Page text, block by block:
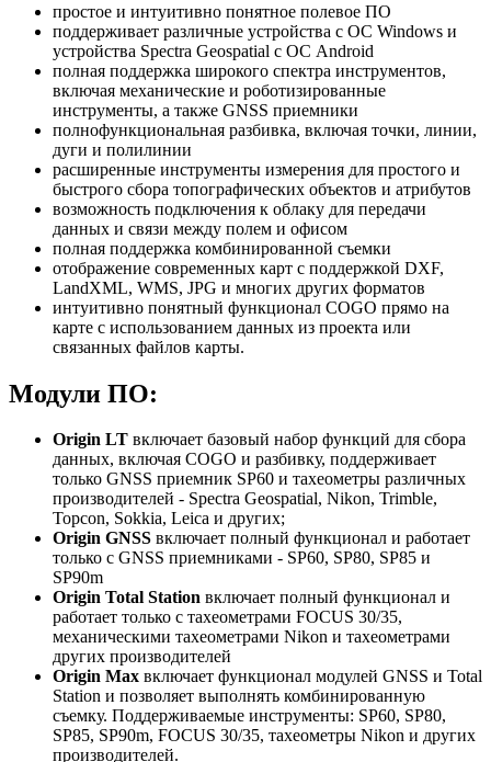
простое и интуитивно понятное полевое ПО
поддерживает различные устройства с ОС Windows и
устройства Spectra Geospatial с ОС Android
полная поддержка широкого спектра инструментов,
включая механические и роботизированные
инструменты, а также GNSS приемники
полнофункциональная разбивка, включая точки, линии,
дуги и полилинии
расширенные инструменты измерения для простого и
быстрого сбора топографических объектов и атрибутов
возможность подключения к облаку для передачи
данных и связи между полем и офисом
полная поддержка комбинированной съемки
отображение современных карт с поддержкой DXF,
LandXML, WMS, JPG и многих других форматов
интуитивно понятный функционал COGO прямо на
карте с использованием данных из проекта или
связанных файлов карты.
Модули ПО:
Origin LT включает базовый набор функций для сбора
данных, включая COGO и разбивку, поддерживает
только GNSS приемник SP60 и тахеометры различных
производителей - Spectra Geospatial, Nikon, Trimble,
Topcon, Sokkia, Leica и других;
Origin GNSS включает полный функционал и работает
только с GNSS приемниками - SP60, SP80, SP85 и
SP90m
Origin Total Station включает полный функционал и
работает только с тахеометрами FOCUS 30/35,
механическими тахеометрами Nikon и тахеометрами
других производителей
Origin Max включает функционал модулей GNSS и Total
Station и позволяет выполнять комбинированную
съемку. Поддерживаемые инструменты: SP60, SP80,
SP85, SP90m, FOCUS 30/35, тахеометры Nikon и других
производителей.